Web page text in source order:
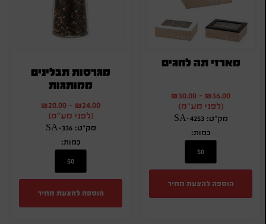
מארזי תה לחגים
₪36.00
-
₪30.00
(לפני מע"מ)
מק"ט: SA-4253
כמות:
הוספה להצעת מחיר
מגרסות תבלינים
ממותגות
₪24.00
-
₪20.00
(לפני מע"מ)
מק"ט: SA-336
כמות:
הוספה להצעת מחיר